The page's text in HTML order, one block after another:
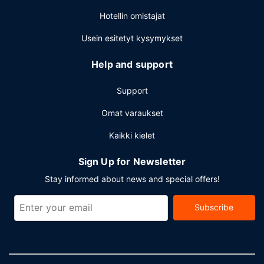
Käytössäsi on business center, limusiini- / town car -
palvelu ja ilmaiset sanomalehdet aulassa. Asiakkailla on
käytössään maksulliset risteilyterminaalikuljetukset.
Hotellin omistajat
Usein esitetyt kysymykset
Help and support
Support
Omat varaukset
Kaikki kielet
Sign Up for Newsletter
Stay informed about news and special offers!
Subscribe